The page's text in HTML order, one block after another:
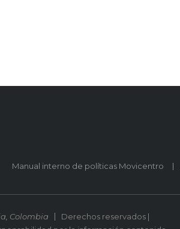
Manual interno de políticas Movicentro
Colombia
Derechos reservados |